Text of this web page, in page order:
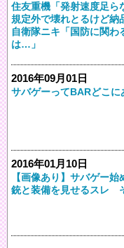
住友重機「発射速度足ら
規定外で壊れとるけど納
自衛隊ニキ「国防に関わ
は…」
2016年09月01日
サバゲーってBARどこに
2016年01月10日
【画像あり】サバゲー
銃と装備を見せるスレ